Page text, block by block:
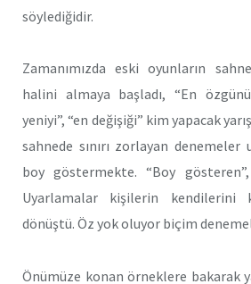
söylediğidir.
Zamanımızda eski oyunların
halini almaya başladı, “En
yeniyi”, “en değişiği” kim yapacak
sahnede sınırı zorlayan denemeler
boy göstermekte. “Boy
Uyarlamalar kişilerin kendilerini
dönüştü. Öz yok oluyor biçim
Önümüze konan örneklere bakarak